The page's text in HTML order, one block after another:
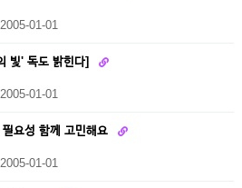
01-01
빛' 독도 밝힌다]
01-01
요성 함께 고민해요
01-01